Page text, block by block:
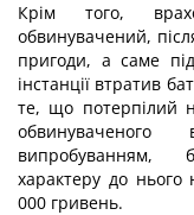
Крім того,
обвинувачений,
пригоди, а саме
інстанції втратив
те, що потерпілий
випробуванням,
характеру до
000 гривень.